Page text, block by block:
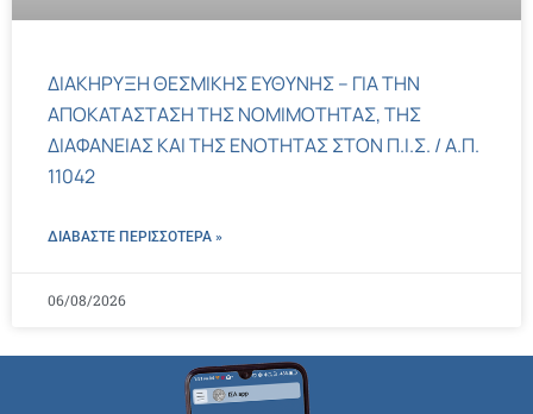
ΔΙΑΚΗΡΥΞΗ ΘΕΣΜΙΚΗΣ ΕΥΘΥΝΗΣ – ΓΙΑ ΤΗΝ
ΑΠΟΚΑΤΑΣΤΑΣΗ ΤΗΣ ΝΟΜΙΜΟΤΗΤΑΣ, ΤΗΣ
ΔΙΑΦΑΝΕΙΑΣ ΚΑΙ ΤΗΣ ΕΝΟΤΗΤΑΣ ΣΤΟΝ Π.Ι.Σ. / Α.Π.
11042
ΔΙΑΒΑΣΤΕ ΠΕΡΙΣΣΌΤΕΡΑ »
06/08/2026